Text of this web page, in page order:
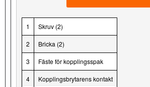
1 Skruv (2)
2 Bricka (2)
3 Fäste för kopplingsspak
4 Kopplingsbrytarens kontakt